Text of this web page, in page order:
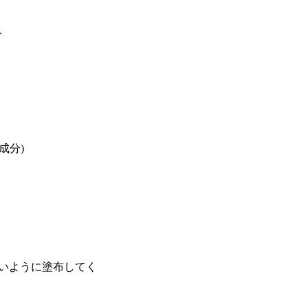
分)
ように塗布してく